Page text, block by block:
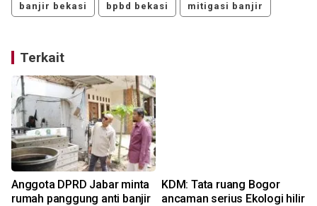
banjir bekasi bpbd bekasi mitigasi banjir
Terkait
Anggota DPRD Jabar minta
rumah panggung anti banjir
KDM: Tata ruang Bogor
ancaman serius Ekologi hilir